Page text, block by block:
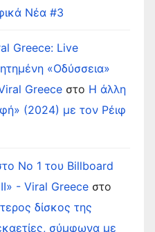
Νέα #3
Greece: Live
«Οδύσσεια»
Greece στο Η άλλη
(2024) με τον Ρέιφ
Νο 1 του Billboard
- Viral Greece στο
δίσκος της
σύμφωνα με